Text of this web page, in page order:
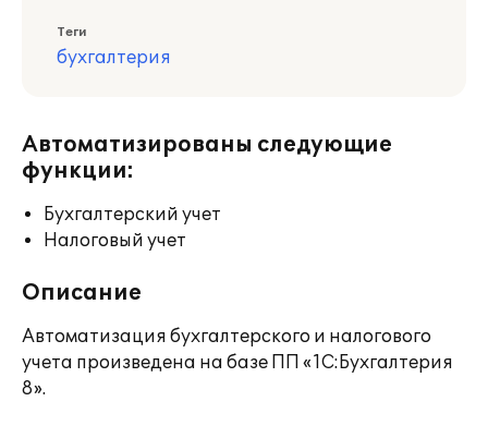
Теги
бухгалтерия
Автоматизированы следующие
функции:
Бухгалтерский учет
Налоговый учет
Описание
Автоматизация бухгалтерского и налогового
учета произведена на базе ПП «1С:Бухгалтерия
8».